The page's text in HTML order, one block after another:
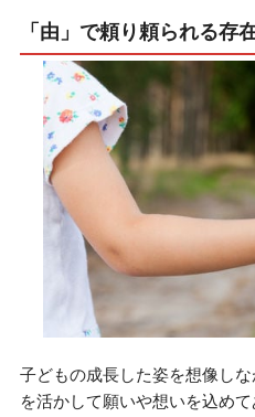
「由」で頼り頼られる存
子どもの成長した姿を想像し
を活かして願いや想いを込めて